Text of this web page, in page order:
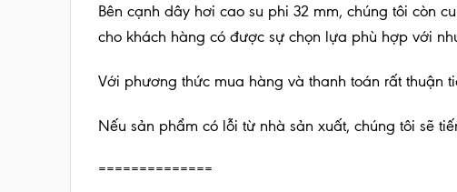
Bên cạnh dây hơi cao su phi 32 mm, chúng tôi còn
cho khách hàng có được sự chọn lựa phù hợp với
Với phương thức mua hàng và thanh toán rất thuận
Nếu sản phẩm có lỗi từ nhà sản xuất, chúng tôi sẽ
==============